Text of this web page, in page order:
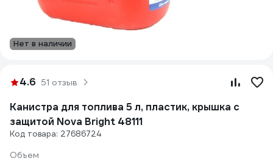
Нет в наличии
4.6 51 отзыв
Канистра для топлива 5 л, пластик, крышка с
защитой Nova Bright 48111
Код товара: 27686724
Объем